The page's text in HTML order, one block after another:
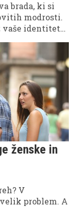
brada, ki si
modrosti.
identitete?
okrasja lahko
kako vas
agresijo,
znanstvene
o moškem,
ženske in
V
problem. A